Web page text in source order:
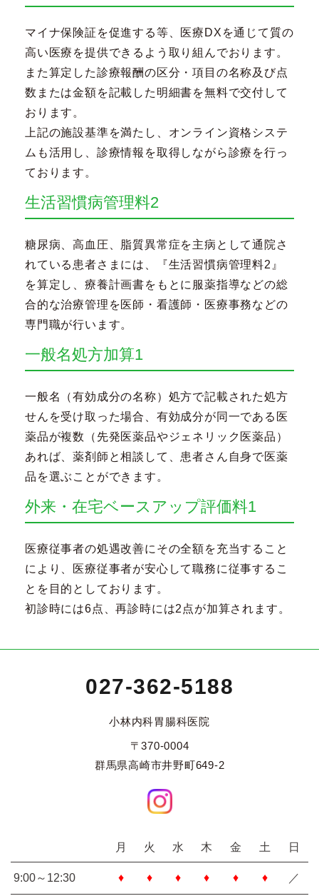
マイナ保険証を促進する等、医療DXを通じて質の
高い医療を提供できるよう取り組んでおります。
また算定した診療報酬の区分・項目の名称及び点
数または金額を記載した明細書を無料で交付して
おります。
上記の施設基準を満たし、オンライン資格システ
ムも活用し、診療情報を取得しながら診療を行っ
ております。
生活習慣病管理料2
糖尿病、高血圧、脂質異常症を主病として通院さ
れている患者さまには、『生活習慣病管理料2』
を算定し、療養計画書をもとに服薬指導などの総
合的な治療管理を医師・看護師・医療事務などの
専門職が行います。
一般名処方加算1
一般名（有効成分の名称）処方で記載された処方
せんを受け取った場合、有効成分が同一である医
薬品が複数（先発医薬品やジェネリック医薬品）
あれば、薬剤師と相談して、患者さん自身で医薬
品を選ぶことができます。
外来・在宅ベースアップ評価料1
医療従事者の処遇改善にその全額を充当すること
により、医療従事者が安心して職務に従事するこ
とを目的としております。
初診時には6点、再診時には2点が加算されます。
027-362-5188
小林内科胃腸科医院
〒370-0004
群馬県高崎市井野町649-2
月 火 水 木 金 土 日
9:00～12:30 ♦ ♦ ♦ ♦ ♦ ♦ ／